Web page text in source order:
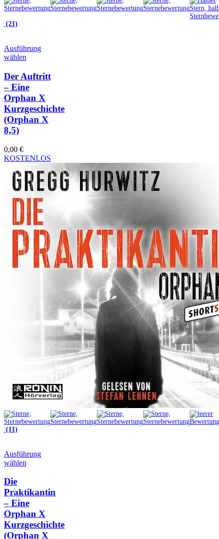
(21)
Ausführung
wählen
Der Auftritt
– Eine
Orphan X
Kurzgeschichte
(Orphan X
8,5)
0,00 €
KOSTENLOS
(11)
Ausführung
wählen
Die
Praktikantin
– Eine
Orphan X
Kurzgeschichte
(Orphan X